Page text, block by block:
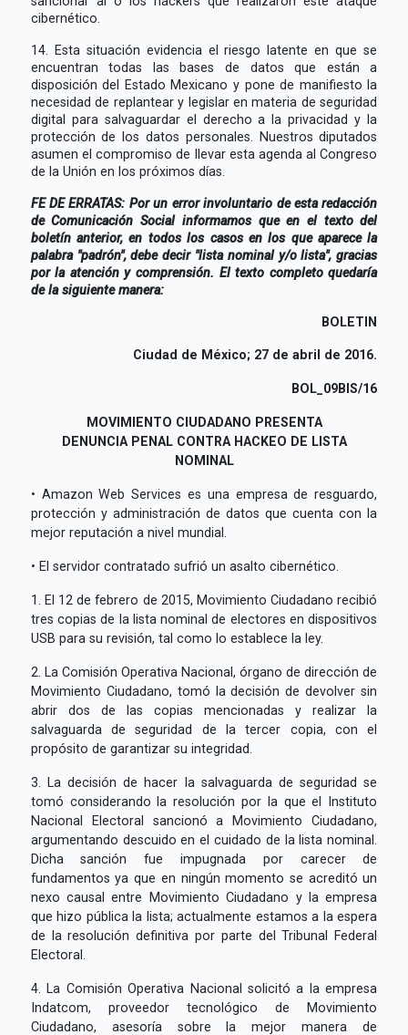
cibernético.
14. Esta situación evidencia el riesgo latente en que se
encuentran todas las bases de datos que están a
disposición del Estado Mexicano y pone de manifiesto la
necesidad de replantear y legislar en materia de seguridad
digital para salvaguardar el derecho a la privacidad y la
protección de los datos personales. Nuestros diputados
asumen el compromiso de llevar esta agenda al Congreso
de la Unión en los próximos días.
FE DE ERRATAS: Por un error involuntario de esta redacción
de Comunicación Social informamos que en el texto del
boletín anterior, en todos los casos en los que aparece la
palabra "padrón", debe decir "lista nominal y/o lista", gracias
por la atención y comprensión. El texto completo quedaría
de la siguiente manera:
BOLETIN
Ciudad de México; 27 de abril de 2016.
BOL_09BIS/16
MOVIMIENTO CIUDADANO PRESENTA
DENUNCIA PENAL CONTRA HACKEO DE LISTA
NOMINAL
• Amazon Web Services es una empresa de resguardo,
protección y administración de datos que cuenta con la
mejor reputación a nivel mundial.
• El servidor contratado sufrió un asalto cibernético.
1. El 12 de febrero de 2015, Movimiento Ciudadano recibió
tres copias de la lista nominal de electores en dispositivos
USB para su revisión, tal como lo establece la ley.
2. La Comisión Operativa Nacional, órgano de dirección de
Movimiento Ciudadano, tomó la decisión de devolver sin
abrir dos de las copias mencionadas y realizar la
salvaguarda de seguridad de la tercer copia, con el
propósito de garantizar su integridad.
3. La decisión de hacer la salvaguarda de seguridad se
tomó considerando la resolución por la que el Instituto
Nacional Electoral sancionó a Movimiento Ciudadano,
argumentando descuido en el cuidado de la lista nominal.
Dicha sanción fue impugnada por carecer de
fundamentos ya que en ningún momento se acreditó un
nexo causal entre Movimiento Ciudadano y la empresa
que hizo pública la lista; actualmente estamos a la espera
de la resolución definitiva por parte del Tribunal Federal
Electoral.
4. La Comisión Operativa Nacional solicitó a la empresa
Indatcom, proveedor tecnológico de Movimiento
Ciudadano, asesoría sobre la mejor manera de